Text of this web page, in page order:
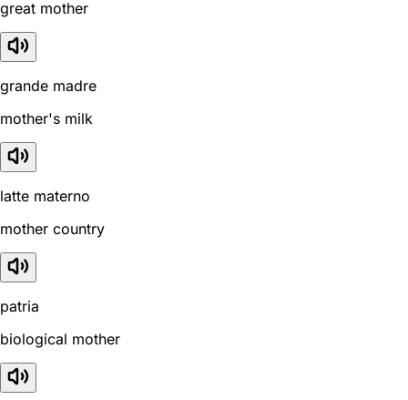
great mother
grande madre
mother's milk
latte materno
mother country
patria
biological mother